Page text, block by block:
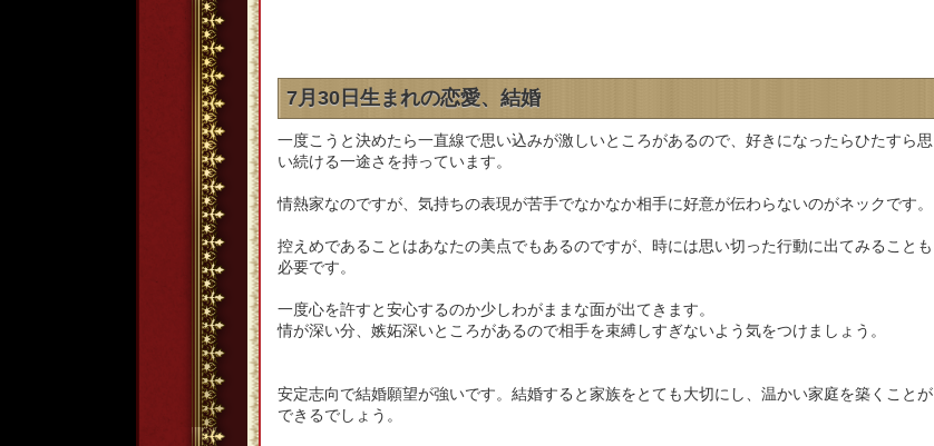
7月30日生まれの恋愛、結婚
一度こうと決めたら一直線で思い込みが激しいところがあるので、好きになったらひたすら思
い続ける一途さを持っています。
情熱家なのですが、気持ちの表現が苦手でなかなか相手に好意が伝わらないのがネックです。
控えめであることはあなたの美点でもあるのですが、時には思い切った行動に出てみることも
必要です。
一度心を許すと安心するのか少しわがままな面が出てきます。
情が深い分、嫉妬深いところがあるので相手を束縛しすぎないよう気をつけましょう。
安定志向で結婚願望が強いです。結婚すると家族をとても大切にし、温かい家庭を築くことが
できるでしょう。